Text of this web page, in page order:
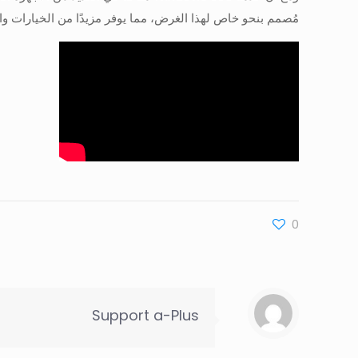
مُصمم بنحو خاص لهذا الغرض، مما يوفر مزيدًا من الخيارات
0
Support a-Plus